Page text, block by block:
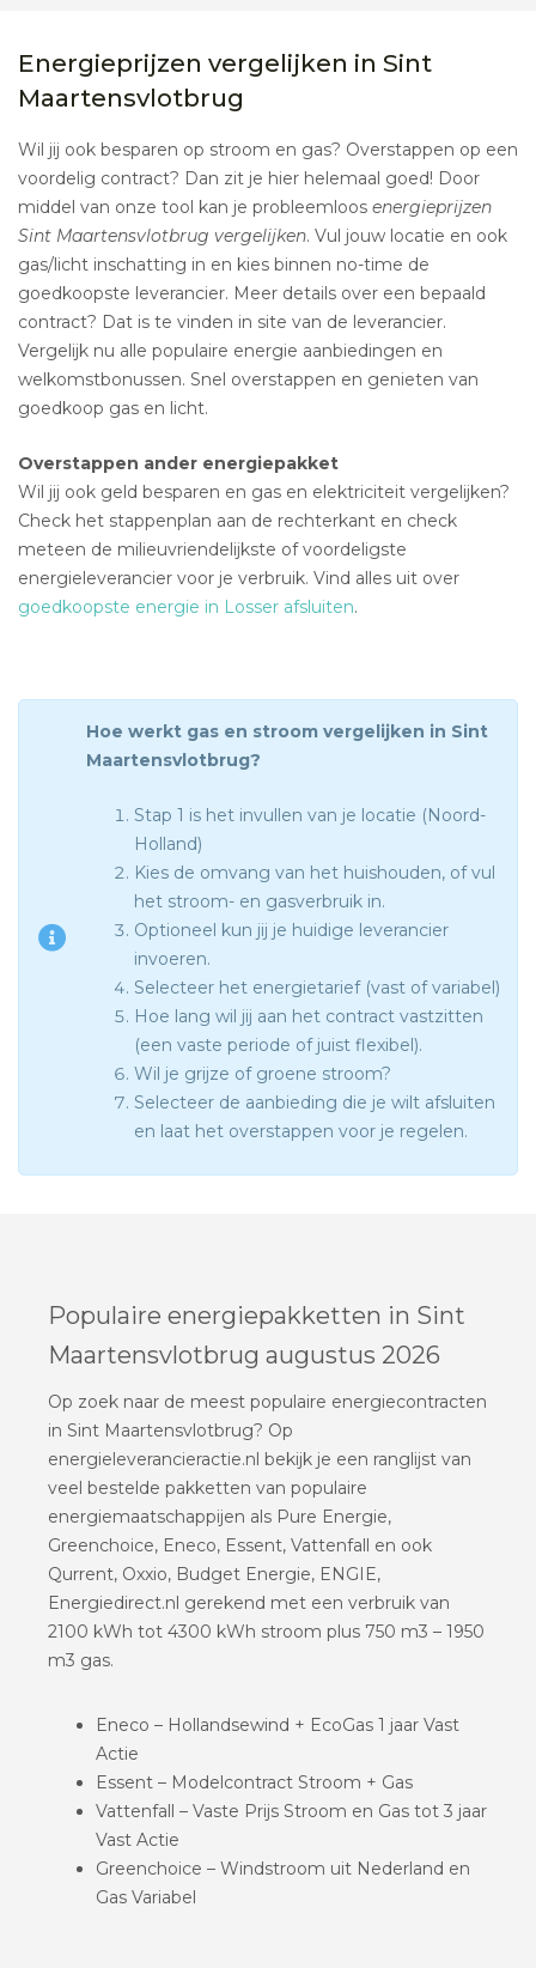
Energieprijzen vergelijken in Sint
Maartensvlotbrug
Wil jij ook besparen op stroom en gas? Overstappen op een
voordelig contract? Dan zit je hier helemaal goed! Door
middel van onze tool kan je probleemloos energieprijzen
Sint Maartensvlotbrug vergelijken. Vul jouw locatie en ook
gas/licht inschatting in en kies binnen no-time de
goedkoopste leverancier. Meer details over een bepaald
contract? Dat is te vinden in site van de leverancier.
Vergelijk nu alle populaire energie aanbiedingen en
welkomstbonussen. Snel overstappen en genieten van
goedkoop gas en licht.
Overstappen ander energiepakket
Wil jij ook geld besparen en gas en elektriciteit vergelijken?
Check het stappenplan aan de rechterkant en check
meteen de milieuvriendelijkste of voordeligste
energieleverancier voor je verbruik. Vind alles uit over
goedkoopste energie in Losser afsluiten.
Hoe werkt gas en stroom vergelijken in Sint
Maartensvlotbrug?
Stap 1 is het invullen van je locatie (Noord-
Holland)
Kies de omvang van het huishouden, of vul
het stroom- en gasverbruik in.
Optioneel kun jij je huidige leverancier
invoeren.
Selecteer het energietarief (vast of variabel)
Hoe lang wil jij aan het contract vastzitten
(een vaste periode of juist flexibel).
Wil je grijze of groene stroom?
Selecteer de aanbieding die je wilt afsluiten
en laat het overstappen voor je regelen.
Populaire energiepakketten in Sint
Maartensvlotbrug augustus 2026
Op zoek naar de meest populaire energiecontracten
in Sint Maartensvlotbrug? Op
energieleverancieractie.nl bekijk je een ranglijst van
veel bestelde pakketten van populaire
energiemaatschappijen als Pure Energie,
Greenchoice, Eneco, Essent, Vattenfall en ook
Qurrent, Oxxio, Budget Energie, ENGIE,
Energiedirect.nl gerekend met een verbruik van
2100 kWh tot 4300 kWh stroom plus 750 m3 – 1950
m3 gas.
Eneco – Hollandsewind + EcoGas 1 jaar Vast
Actie
Essent – Modelcontract Stroom + Gas
Vattenfall – Vaste Prijs Stroom en Gas tot 3 jaar
Vast Actie
Greenchoice – Windstroom uit Nederland en
Gas Variabel